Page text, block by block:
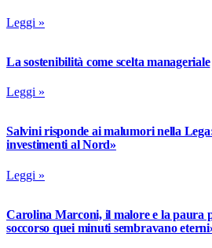
Leggi »
La sostenibilità come scelta manageriale
Leggi »
Salvini risponde ai malumori nella
investimenti al Nord»
Leggi »
Carolina Marconi, il malore e la paura
soccorso quei minuti sembravano